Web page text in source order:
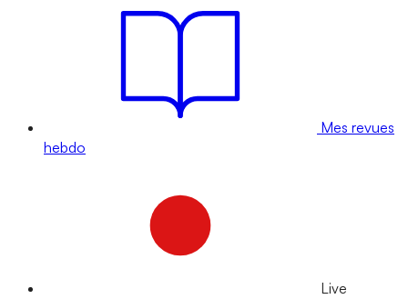
Mes revues
hebdo
Live